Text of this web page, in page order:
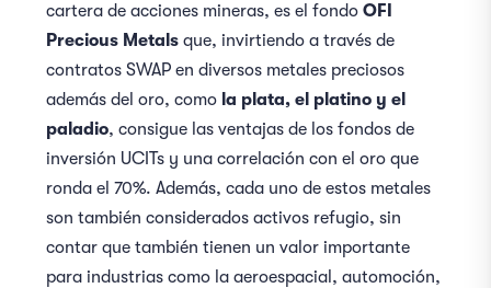
cartera de acciones mineras, es el fondoOFI
Precious Metals que, invirtiendo a través de
contratos SWAP en diversos metales preciosos
además del oro, como la plata, el platino y el
paladio, consigue las ventajas de los fondos de
inversión UCITs y una correlación con el oro que
ronda el 70%. Además, cada uno de estos metales
son también considerados activos refugio, sin
contar que también tienen un valor importante
para industrias como la aeroespacial, automoción,